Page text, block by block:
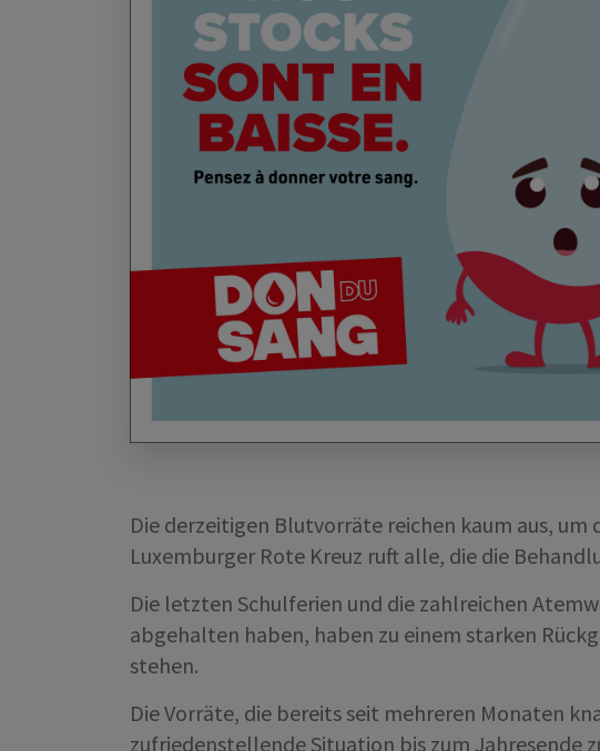
Die derzeitigen Blutvorräte reichen kaum aus, um
Luxemburger Rote Kreuz ruft alle, die die
Die letzten Schulferien und die zahlreichen
abgehalten haben, haben zu einem starken
stehen.
Die Vorräte, die bereits seit mehreren Monaten
zufriedenstellende Situation bis zum Jahresende